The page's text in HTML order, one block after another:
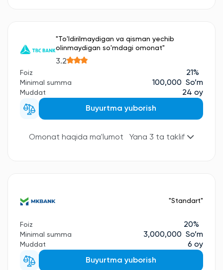
"To'ldirilmaydigan va qisman yechib
olinmaydigan so'mdagi omonat"
3.2
Foiz 21%
Minimal summa 100,000 So’m
Muddat
24 oy
Buyurtma yuborish
Omonat haqida ma'lumot Yana 3 ta taklif
"Standart"
Foiz 20%
Minimal summa 3,000,000 So’m
Muddat
6 oy
Buyurtma yuborish